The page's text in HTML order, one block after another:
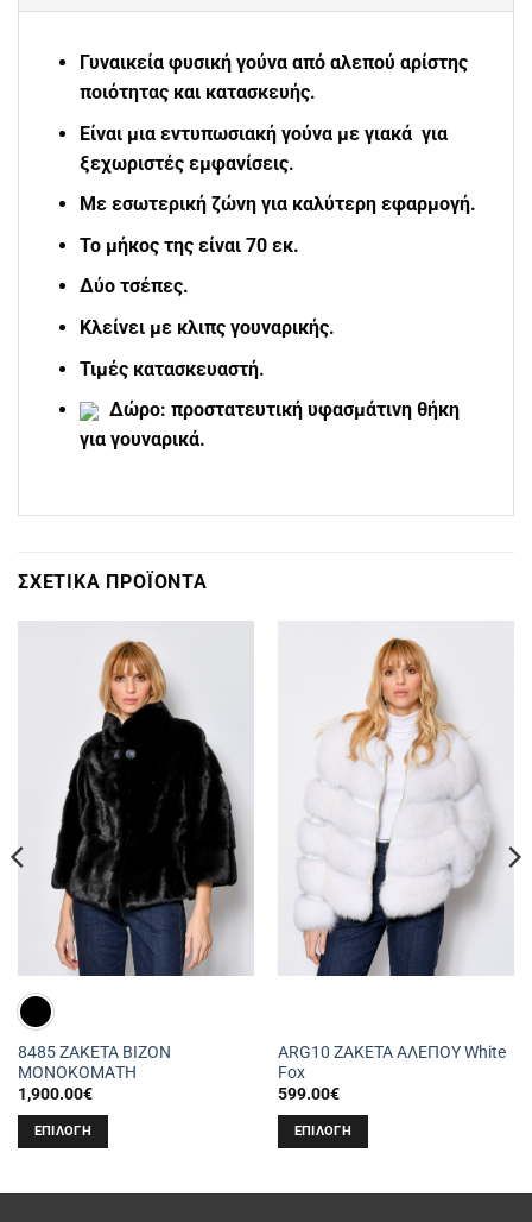
Γυναικεία φυσική γούνα από αλεπού αρίστης
ποιότητας και κατασκευής.
Είναι μια εντυπωσιακή γούνα με γιακά για
ξεχωριστές εμφανίσεις.
Με εσωτερική ζώνη για καλύτερη εφαρμογή.
Το μήκος της είναι 70 εκ.
Δύο τσέπες.
Κλείνει με κλιπς γουναρικής.
Τιμές κατασκευαστή.
Δώρο: προστατευτική υφασμάτινη θήκη
για γουναρικά.
ΣΧΕΤΙΚΆ ΠΡΟΪΌΝΤΑ
8485 ΖΑΚΕΤΑ ΒΙΖΟΝ
ΜΟΝΟΚΟΜΑΤΗ
1,900.00€
ΕΠΙΛΟΓΉ
ARG10 ΖΑΚΕΤΑ ΑΛΕΠΟΥ White
Fox
599.00€
ΕΠΙΛΟΓΉ